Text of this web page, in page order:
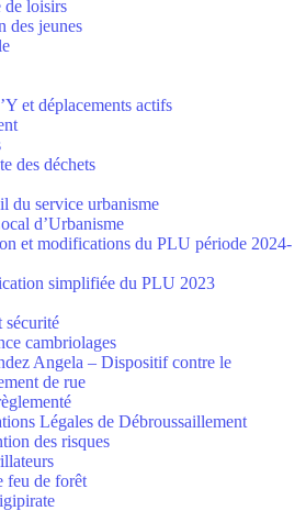
de loisirs
des jeunes
et déplacements actifs
des déchets
du service urbanisme
d’Urbanisme
et modifications du PLU période 2024-
simplifiée du PLU 2023
sécurité
cambriolages
Angela – Dispositif contre le
de rue
Légales de Débroussaillement
des risques
feu de forêt